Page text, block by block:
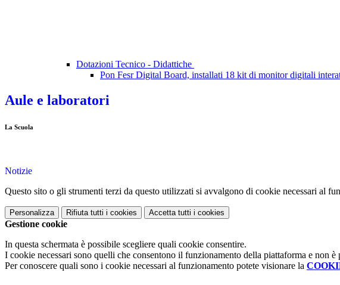
Dotazioni Tecnico - Didattiche
Pon Fesr Digital Board, installati 18 kit di monitor digitali
Aule e laboratori
La Scuola
Notizie
Questo sito o gli strumenti terzi da questo utilizzati si avvalgono di cookie necessari al
Personalizza Rifiuta tutti i cookies Accetta tutti i cookies
Gestione cookie
In questa schermata è possibile scegliere quali cookie consentire.
I cookie necessari sono quelli che consentono il funzionamento della piattaforma e non
Per conoscere quali sono i cookie necessari al funzionamento potete visionare la